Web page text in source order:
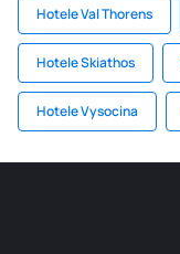
Hotele Val Thorens
Hotele Skiathos
Hotele Vysocina